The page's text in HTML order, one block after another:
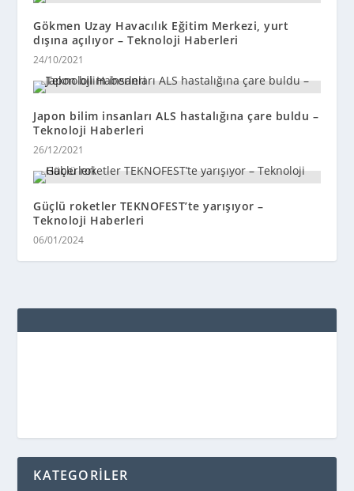
Gökmen Uzay Havacılık Eğitim Merkezi, yurt
dışına açılıyor – Teknoloji Haberleri
24/10/2021
Japon bilim insanları ALS hastalığına çare buldu –
Teknoloji Haberleri
26/12/2021
Güçlü roketler TEKNOFEST’te yarışıyor –
Teknoloji Haberleri
06/01/2024
KATEGORİLER